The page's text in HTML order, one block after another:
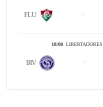
FLU
18/08LIBERTADORES
IRV